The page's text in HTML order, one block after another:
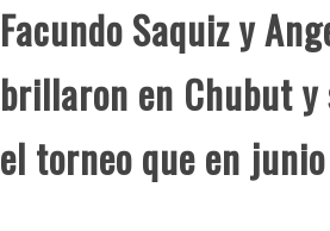
Facundo Saquiz y
brillaron en Chubut
el torneo que en